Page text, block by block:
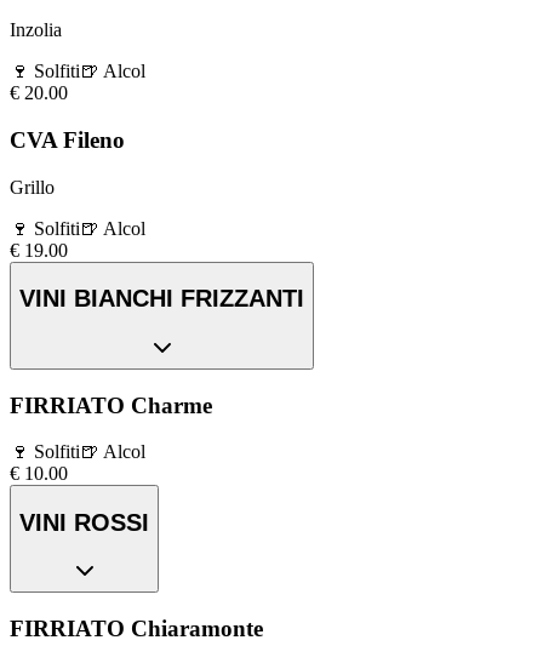
Inzolia
🍷 Solfiti🍺 Alcol
€ 20.00
CVA Fileno
Grillo
🍷 Solfiti🍺 Alcol
€ 19.00
VINI BIANCHI FRIZZANTI
FIRRIATO Charme
🍷 Solfiti🍺 Alcol
€ 10.00
VINI ROSSI
FIRRIATO Chiaramonte